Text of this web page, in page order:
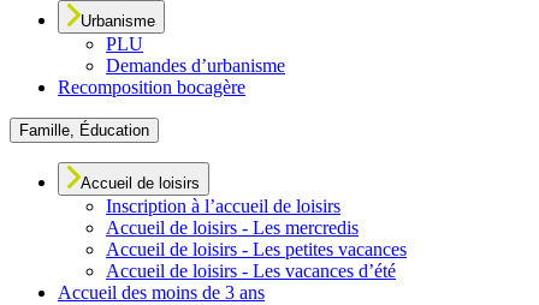
Urbanisme
PLU
Demandes d’urbanisme
Recomposition bocagère
Famille, Éducation
Accueil de loisirs
Inscription à l’accueil de loisirs
Accueil de loisirs - Les mercredis
Accueil de loisirs - Les petites vacances
Accueil de loisirs - Les vacances d’été
Accueil des moins de 3 ans